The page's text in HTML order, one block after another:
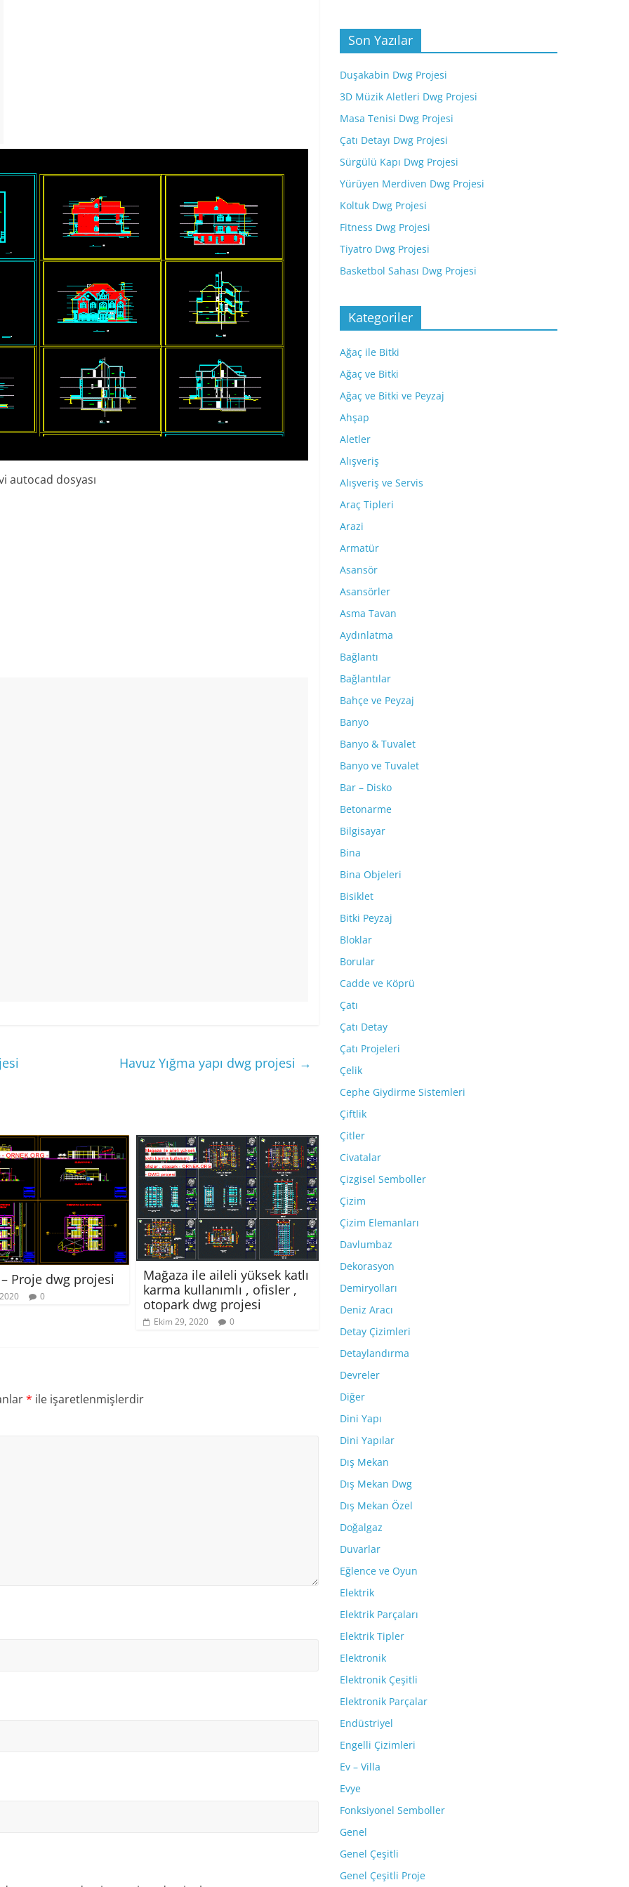
autocad dosyası
Havuz Yığma yapı dwg projesi →
Proje dwg projesi
0
Mağaza ile aileli yüksek katlı
karma kullanımlı , ofisler ,
otopark dwg projesi
Ekim 29, 2020 0
* ile işaretlenmişlerdir
Son Yazılar
Duşakabin Dwg Projesi
3D Müzik Aletleri Dwg Projesi
Masa Tenisi Dwg Projesi
Çatı Detayı Dwg Projesi
Sürgülü Kapı Dwg Projesi
Yürüyen Merdiven Dwg Projesi
Koltuk Dwg Projesi
Fitness Dwg Projesi
Tiyatro Dwg Projesi
Basketbol Sahası Dwg Projesi
Kategoriler
Ağaç ile Bitki
Ağaç ve Bitki
Ağaç ve Bitki ve Peyzaj
Ahşap
Aletler
Alışveriş
Alışveriş ve Servis
Araç Tipleri
Arazi
Armatür
Asansör
Asansörler
Asma Tavan
Aydınlatma
Bağlantı
Bağlantılar
Bahçe ve Peyzaj
Banyo
Banyo & Tuvalet
Banyo ve Tuvalet
Bar – Disko
Betonarme
Bilgisayar
Bina
Bina Objeleri
Bisiklet
Bitki Peyzaj
Bloklar
Borular
Cadde ve Köprü
Çatı
Çatı Detay
Çatı Projeleri
Çelik
Cephe Giydirme Sistemleri
Çiftlik
Çitler
Civatalar
Çizgisel Semboller
Çizim
Çizim Elemanları
Davlumbaz
Dekorasyon
Demiryolları
Deniz Aracı
Detay Çizimleri
Detaylandırma
Devreler
Diğer
Dini Yapı
Dini Yapılar
Dış Mekan
Dış Mekan Dwg
Dış Mekan Özel
Doğalgaz
Duvarlar
Eğlence ve Oyun
Elektrik
Elektrik Parçaları
Elektrik Tipler
Elektronik
Elektronik Çeşitli
Elektronik Parçalar
Endüstriyel
Engelli Çizimleri
Ev – Villa
Evye
Fonksiyonel Semboller
Genel
Genel Çeşitli
Genel Çeşitli Proje